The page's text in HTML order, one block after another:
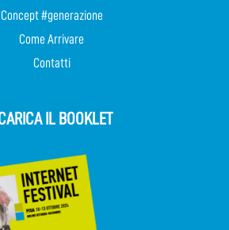
Concept #generazione
Come Arrivare
Contatti
IL BOOKLET